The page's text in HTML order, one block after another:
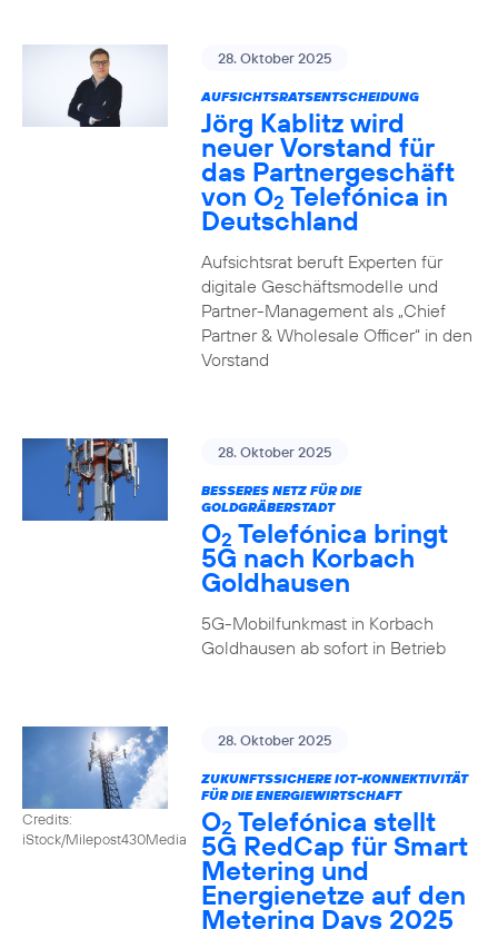
28. Oktober 2025
AUFSICHTSRATSENTSCHEIDUNG
Jörg Kablitz wird
neuer Vorstand für
das Partnergeschäft
von O2 Telefónica in
Deutschland
Aufsichtsrat beruft Experten für
digitale Geschäftsmodelle und
Partner-Management als „Chief
Partner & Wholesale Officer“ in den
Vorstand
28. Oktober 2025
BESSERES NETZ FÜR DIE
GOLDGRÄBERSTADT
O2 Telefónica bringt
5G nach Korbach
Goldhausen
5G-Mobilfunkmast in Korbach
Goldhausen ab sofort in Betrieb
Credits:
iStock/Milepost430Media
28. Oktober 2025
ZUKUNFTSSICHERE IOT-KONNEKTIVITÄT
FÜR DIE ENERGIEWIRTSCHAFT
O2 Telefónica stellt
5G RedCap für Smart
Metering und
Energienetze auf den
Metering Days 2025